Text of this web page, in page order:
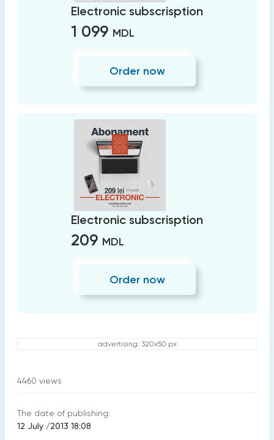
Electronic subscrisption
1 099 MDL
Order now
Electronic subscrisption
209 MDL
Order now
advertising: 320x50 px
4460 views
The date of publishing:
12 July /2013 18:08